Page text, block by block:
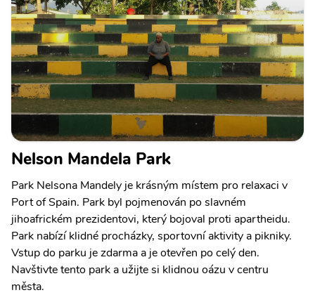
Nelson Mandela Park
Park Nelsona Mandely je krásným místem pro relaxaci v
Port of Spain. Park byl pojmenován po slavném
jihoafrickém prezidentovi, který bojoval proti apartheidu.
Park nabízí klidné procházky, sportovní aktivity a pikniky.
Vstup do parku je zdarma a je otevřen po celý den.
Navštivte tento park a užijte si klidnou oázu v centru
města.